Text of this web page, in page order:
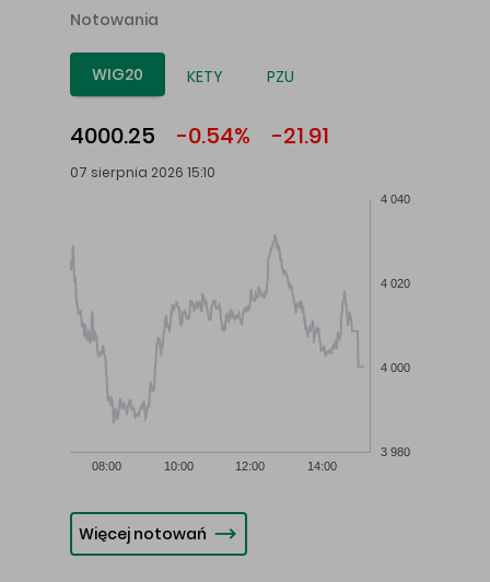
Notowania
WIG20 KETY PZU
4000.25 -0.54% -21.91
07 sierpnia 2026 15:10
08:00 10:00 12:00 14:00
3 980
4 000
4 020
4 040
Więcej notowań